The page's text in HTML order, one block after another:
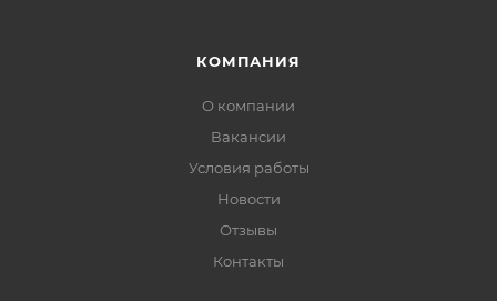
КОМПАНИЯ
О компании
Вакансии
Условия работы
Новости
Отзывы
Контакты